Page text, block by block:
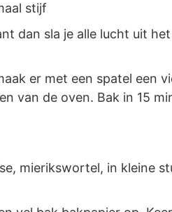
stijf
dan sla je alle lucht uit
er met een spatel een
van de oven. Bak in 15
mierikswortel, in kleine